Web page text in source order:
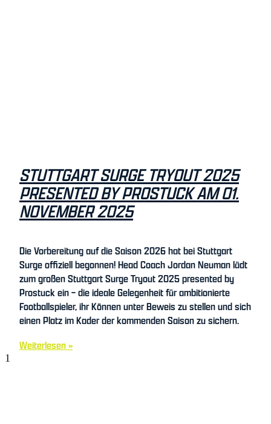
STUTTGART SURGE TRYOUT 2025
PRESENTED BY PROSTUCK AM 01.
NOVEMBER 2025
Die Vorbereitung auf die Saison 2026 hat bei Stuttgart
Surge offiziell begonnen! Head Coach Jordan Neuman lädt
zum großen Stuttgart Surge Tryout 2025 presented by
Prostuck ein – die ideale Gelegenheit für ambitionierte
Footballspieler, ihr Können unter Beweis zu stellen und sich
einen Platz im Kader der kommenden Saison zu sichern.
Weiterlesen »